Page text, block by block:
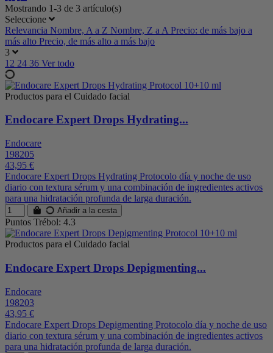
Mostrando 1-3 de 3 artículo(s)
Seleccione
Relevancia Nombre, A a Z Nombre, Z a A Precio: de más bajo a
más alto Precio, de más alto a más bajo
3
12 24 36 Ver todo
Productos para el Cuidado facial
Endocare Expert Drops Hydrating...
Endocare
198205
43,95 €
Endocare Expert Drops Hydrating Protocolo día y noche de uso
diario con textura sérum y una combinación de ingredientes activos
para una hidratación profunda de larga duración.
Añadir a la cesta
Puntos Trébol: 4.3
Productos para el Cuidado facial
Endocare Expert Drops Depigmenting...
Endocare
198203
43,95 €
Endocare Expert Drops Depigmenting Protocolo día y noche de uso
diario con textura sérum y una combinación de ingredientes activos
para una hidratación profunda de larga duración.